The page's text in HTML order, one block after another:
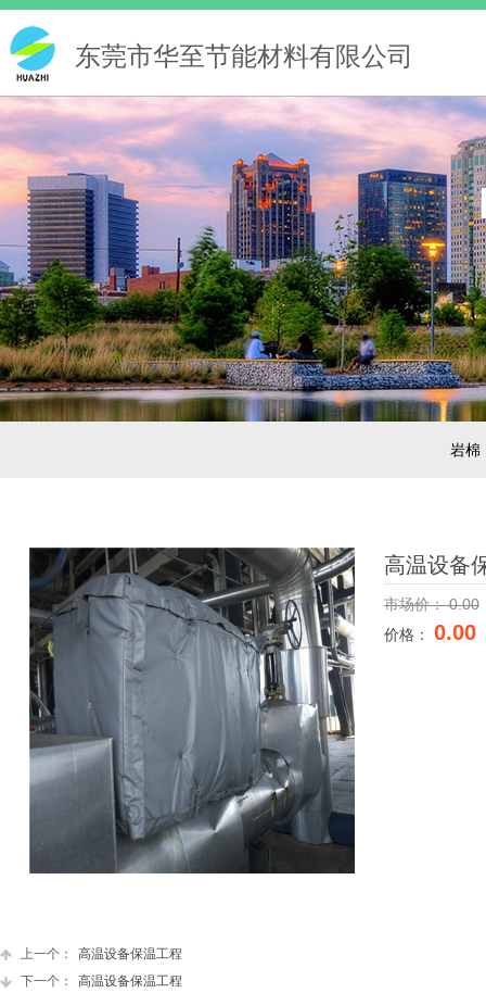
东莞市华至节能材料有限公司
岩棉
高温设备
市场价：0.00
价格： 0.00
上一个：
高温设备保温工程
下一个：
高温设备保温工程